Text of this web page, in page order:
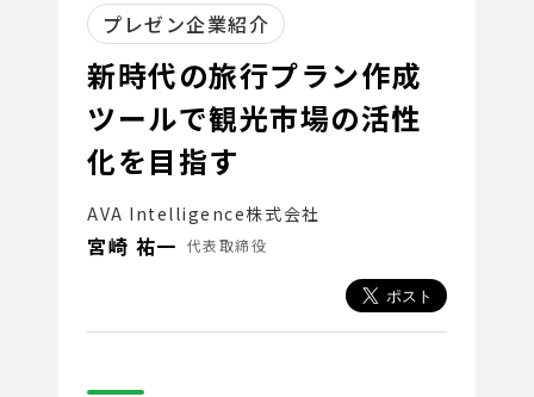
プレゼン企業紹介
新時代の旅行プラン作成
ツールで観光市場の活性
化を目指す
AVA Intelligence株式会社
宮崎 祐一 代表取締役